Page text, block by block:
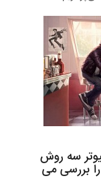
سه روش
بررسی می